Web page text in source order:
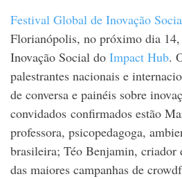
Festival Global de Inovação
Florianópolis, no próximo dia
Inovação Social do Impact Hub.
palestrantes nacionais e
de conversa e painéis sobre
convidados confirmados estão
professora, psicopedagoga,
brasileira; Téo Benjamin, criador
das maiores campanhas de